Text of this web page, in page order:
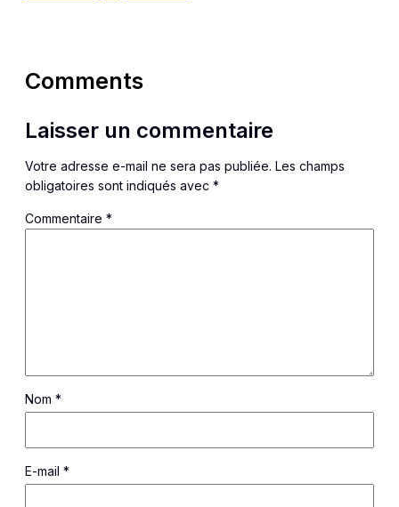
Comments
Laisser un commentaire
Votre adresse e-mail ne sera pas publiée. Les champs
obligatoires sont indiqués avec *
Commentaire *
Nom *
E-mail *